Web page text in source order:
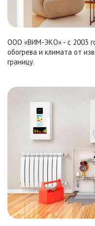
ООО «ВИМ-ЭКО» - с 2003
обогрева и климата от
границу.